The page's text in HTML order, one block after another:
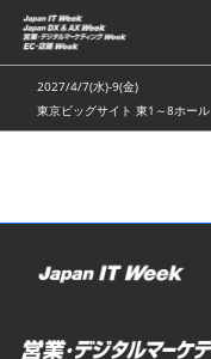
ス
キ
ッ
し
む
2027/4/7(水)-9(金)
東京ビッグサイト 東1～8ホール